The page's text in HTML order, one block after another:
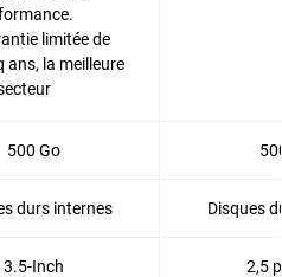
limitée de
ans, la meilleure
500 Go
durs internes Disques
3.5-Inch 2,5